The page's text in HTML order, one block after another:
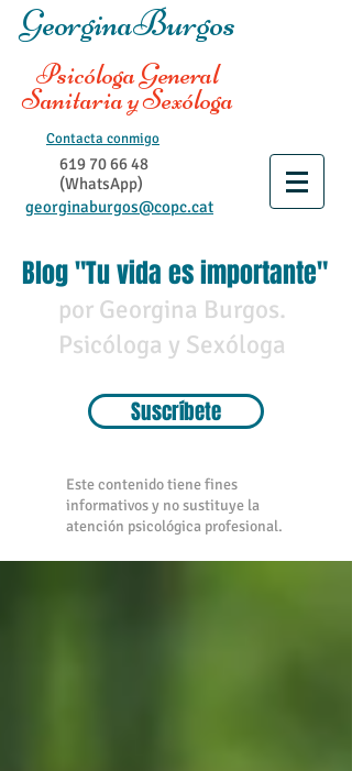
GeorginaBurgos
Psicóloga General
Sanitaria y Sexóloga
Contacta conmigo
619 70 66 48
(WhatsApp)
georginaburgos@copc.cat
Blog "Tu vida es importante"
por Georgina Burgos.
Psicóloga y Sexóloga
Suscríbete
Este contenido tiene fines
informativos y no sustituye la
atención psicológica profesional.